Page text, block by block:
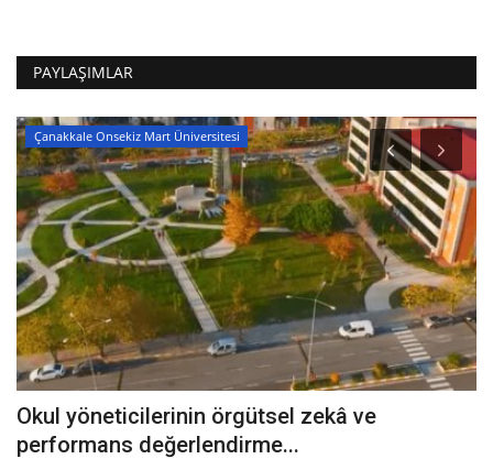
PAYLAŞIMLAR
Çanakkale Onsekiz Mart Üniversitesi
Okul yöneticilerinin örgütsel zekâ ve
performans değerlendirme...